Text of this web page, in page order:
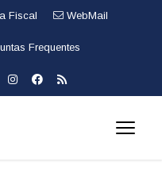
Fiscal WebMail
Frequentes